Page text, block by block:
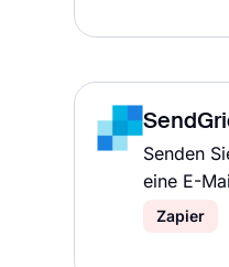
Senden
eine E-
Zapier